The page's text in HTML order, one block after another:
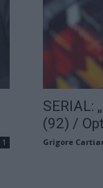
1
SERIAL:
(92) /
Grigore